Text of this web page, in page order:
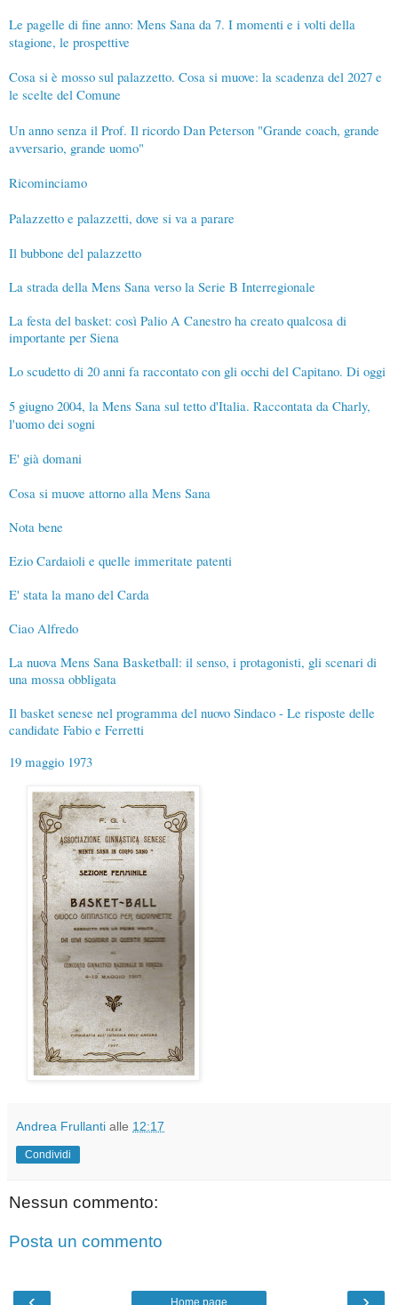
Le pagelle di fine anno: Mens Sana da 7. I momenti e i volti della
stagione, le prospettive
Cosa si è mosso sul palazzetto. Cosa si muove: la scadenza del 2027 e
le scelte del Comune
Un anno senza il Prof. Il ricordo Dan Peterson "Grande coach, grande
avversario, grande uomo"
Ricominciamo
Palazzetto e palazzetti, dove si va a parare
Il bubbone del palazzetto
La strada della Mens Sana verso la Serie B Interregionale
La festa del basket: così Palio A Canestro ha creato qualcosa di
importante per Siena
Lo scudetto di 20 anni fa raccontato con gli occhi del Capitano. Di oggi
5 giugno 2004, la Mens Sana sul tetto d'Italia. Raccontata da Charly,
l'uomo dei sogni
E' già domani
Cosa si muove attorno alla Mens Sana
Nota bene
Ezio Cardaioli e quelle immeritate patenti
E' stata la mano del Carda
Ciao Alfredo
La nuova Mens Sana Basketball: il senso, i protagonisti, gli scenari di
una mossa obbligata
Il basket senese nel programma del nuovo Sindaco - Le risposte delle
candidate Fabio e Ferretti
19 maggio 1973
Andrea Frullanti alle 12:17
Condividi
Nessun commento:
Posta un commento
Home page